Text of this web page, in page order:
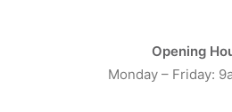
Opening
Monday – Friday: